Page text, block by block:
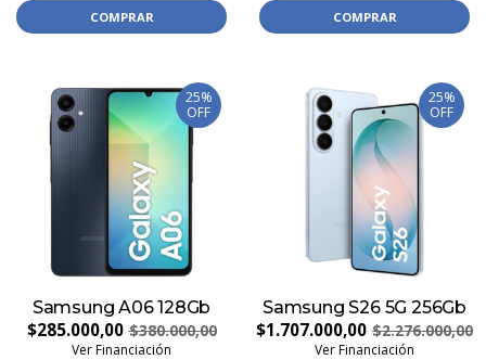
COMPRAR COMPRAR
25%
OFF
Samsung A06 128Gb
$285.000,00 $380.000,00
Ver Financiación
25%
OFF
Samsung S26 5G 256Gb
$1.707.000,00 $2.276.000,00
Ver Financiación